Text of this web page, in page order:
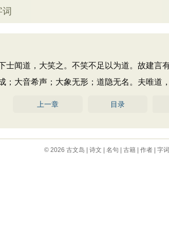
道，大笑之。不笑不足以为道。故建言
大音希声；大象无形；道隐无名。夫唯道
上一章 目录
© 2026 古文岛 诗文 名句 古籍| 作者| 字词